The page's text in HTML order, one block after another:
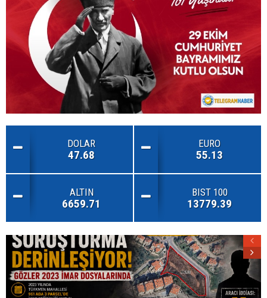
DOLAR
47.68
EURO
55.13
ALTIN
6659.71
BIST 100
13779.39